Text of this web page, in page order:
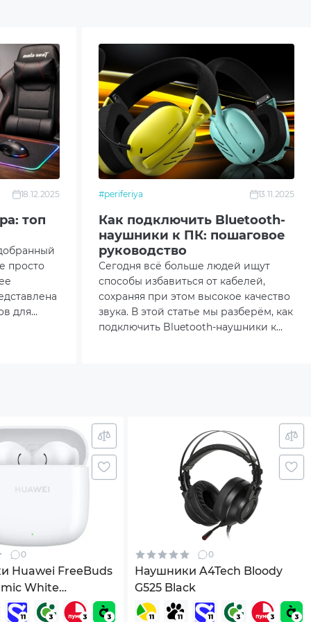
18.12.2025
топ
просто
для
#periferiya 13.11.2025
Как подключить Bluetooth-
наушники к ПК: пошаговое
руководство
Сегодня всё больше людей ищут
способы избавиться от кабелей,
сохраняя при этом высокое качество
звука. В этой статье мы разберём, как
подключить Bluetooth-наушники к
0
Huawei FreeBuds
White
0
Наушники A4Tech Bloody
G525 Black